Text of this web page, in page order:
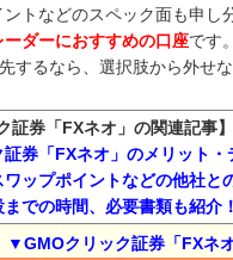
トなどのスペック面も申し
ーダーにおすすめの口座です
するなら、選択肢から外せ
証券「FXネオ」の関連記事】
券「FXネオ」のメリット・
ワップポイントなどの他社と
での時間、必要書類も紹介！
▼GMOクリック証券「FXネ